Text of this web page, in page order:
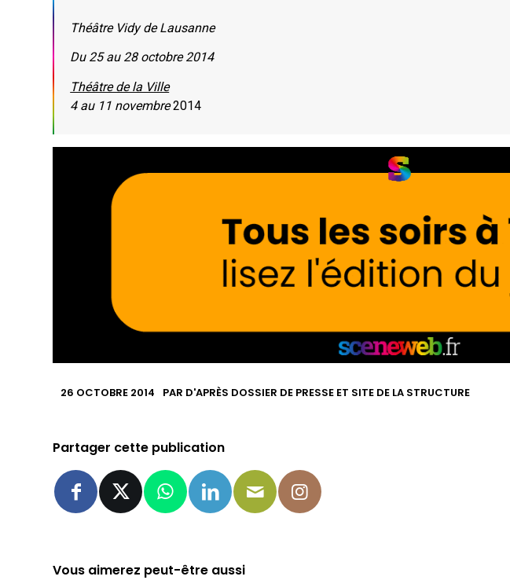
Théâtre Vidy de Lausanne
Du 25 au 28 octobre 2014
Théâtre de la Ville
4 au 11 novembre2014
26 OCTOBRE 2014 PAR D'APRÈS DOSSIER DE PRESSE ET SITE DE LA STRUCTURE
Partager cette publication
Vous aimerez peut-être aussi